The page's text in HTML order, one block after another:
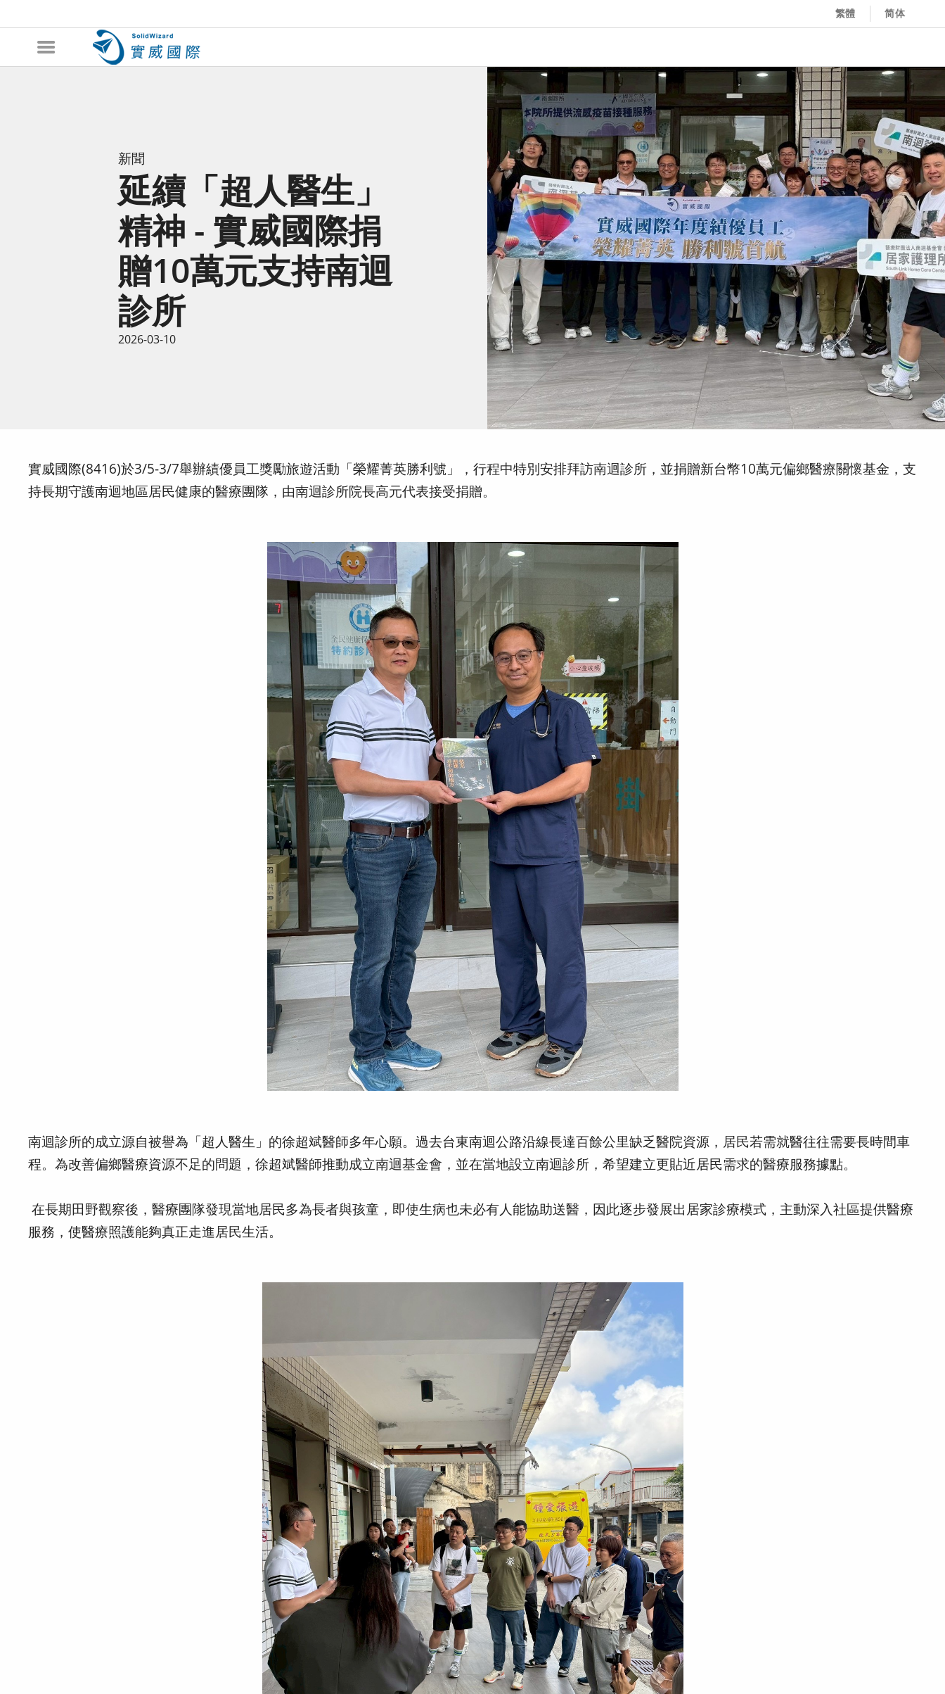
繁體 简体
新聞
延續「超人醫生」
精神 - 實威國際捐
贈10萬元支持南迴
診所
2026-03-10
實威國際(8416)於3/5-3/7舉辦績優員工獎勵旅遊活動「榮耀菁英勝利號」，行程中特別安排拜訪南迴診所，並捐贈新台幣10萬元偏鄉醫療關懷基金，支
持長期守護南迴地區居民健康的醫療團隊，由南迴診所院長高元代表接受捐贈。
南迴診所的成立源自被譽為「超人醫生」的徐超斌醫師多年心願。過去台東南迴公路沿線長達百餘公里缺乏醫院資源，居民若需就醫往往需要長時間車
程。為改善偏鄉醫療資源不足的問題，徐超斌醫師推動成立南迴基金會，並在當地設立南迴診所，希望建立更貼近居民需求的醫療服務據點。
在長期田野觀察後，醫療團隊發現當地居民多為長者與孩童，即使生病也未必有人能協助送醫，因此逐步發展出居家診療模式，主動深入社區提供醫療
服務，使醫療照護能夠真正走進居民生活。